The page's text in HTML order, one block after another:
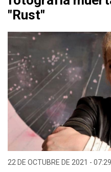
"Rust"
22 DE OCTUBRE DE 2021 -